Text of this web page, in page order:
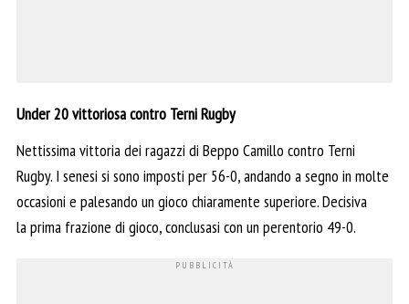
Under 20 vittoriosa contro Terni Rugby
Nettissima vittoria dei ragazzi di Beppo Camillo contro Terni
Rugby. I senesi si sono imposti per 56-0, andando a segno in molte
occasioni e palesando un gioco chiaramente superiore. Decisiva
la prima frazione di gioco, conclusasi con un perentorio 49-0.